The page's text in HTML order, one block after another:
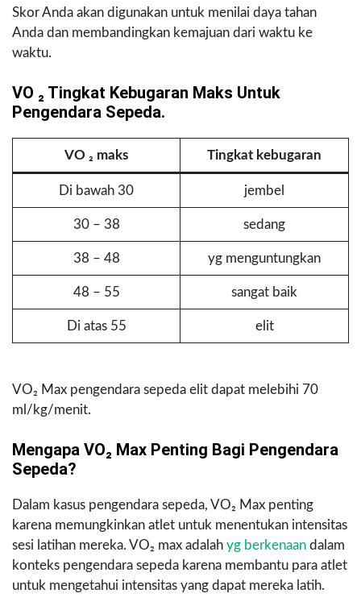
Skor Anda akan digunakan untuk menilai daya tahan
Anda dan membandingkan kemajuan dari waktu ke
waktu.
VO ₂ Tingkat Kebugaran Maks Untuk
Pengendara Sepeda.
VO ₂ maks Tingkat kebugaran
Di bawah 30 jembel
30 – 38 sedang
38 – 48 yg menguntungkan
48 – 55 sangat baik
Di atas 55 elit
VO₂ Max pengendara sepeda elit dapat melebihi 70
ml/kg/menit.
Mengapa VO₂ Max Penting Bagi Pengendara
Sepeda?
Dalam kasus pengendara sepeda, VO₂ Max penting
karena memungkinkan atlet untuk menentukan intensitas
sesi latihan mereka. VO₂ max adalah yg berkenaan dalam
konteks pengendara sepeda karena membantu para atlet
untuk mengetahui intensitas yang dapat mereka latih.